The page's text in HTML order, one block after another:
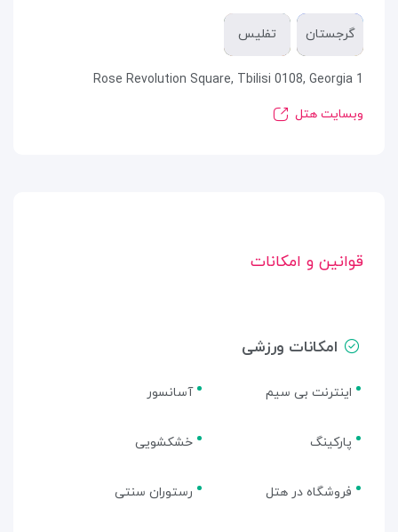
گرجستان تفلیس
1 Rose Revolution Square, Tbilisi 0108, Georgia
وبسایت هتل
قوانین و امکانات
امکانات ورزشی
اینترنت بی سیم آسانسور
پارکینگ خشکشویی
فروشگاه در هتل رستوران سنتی